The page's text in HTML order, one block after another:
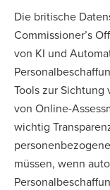
Die britische
Commissioner’s
von KI und
Tools zur
von Online-
wichtig
müssen, wenn